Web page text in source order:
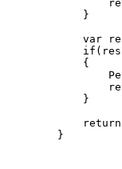
            }
var
            {
            }
        }